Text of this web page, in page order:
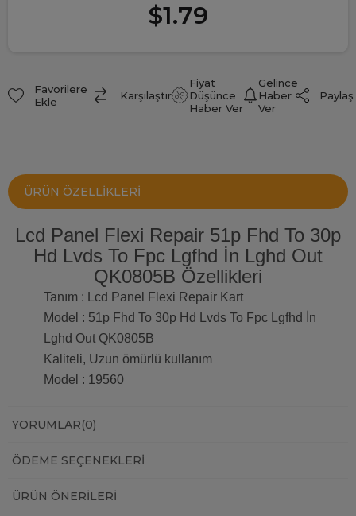
$1.79
Favorilere
Ekle
Karşılaştır
Fiyat
Düşünce
Haber Ver
Gelince
Haber
Ver
Paylaş
ÜRÜN ÖZELLIKLERI
Lcd Panel Flexi Repair 51p Fhd To 30p
Hd Lvds To Fpc Lgfhd İn Lghd Out
QK0805B Özellikleri
Tanım : Lcd Panel Flexi Repair Kart
Model : 51p Fhd To 30p Hd Lvds To Fpc Lgfhd İn
Lghd Out QK0805B
Kaliteli, Uzun ömürlü kullanım
Model : 19560
YORUMLAR(0)
ÖDEME SEÇENEKLERI
ÜRÜN ÖNERILERI